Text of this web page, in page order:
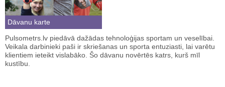
Dāvanu karte
Pulsometrs.lv piedāvā dažādas tehnoloģijas sportam un veselībai.
Veikala darbinieki paši ir skriešanas un sporta entuziasti, lai varētu
klientiem ieteikt vislabāko. Šo dāvanu novērtēs katrs, kurš mīl
kustību.